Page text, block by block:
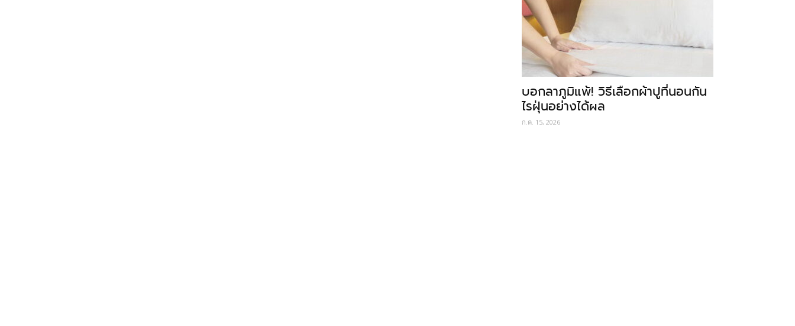
บอกลาภูมิแพ้! วิธีเลือกผ้าปูที่นอนกัน
ไรฝุ่นอย่างได้ผล
ก.ค. 15, 2026